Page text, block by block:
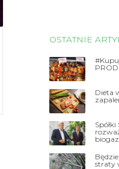
OSTATNIE
Dieta
straty